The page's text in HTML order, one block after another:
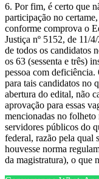
6. Por fim, é certo que
participação no
conforme comprova o
Justiça nº 5152, de 11/
de todos os candidatos
os 63 (sessenta e três)
pessoa com deficiência.
para tais candidatos no
abertura do edital, não
aprovação para essas
mencionadas no
servidores públicos do
federal, razão pela qual
houvesse norma
da magistratura), o que